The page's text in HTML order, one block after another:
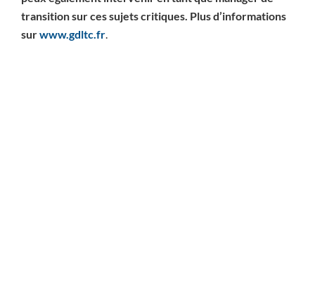
transition sur ces sujets critiques. Plus d’informations
surwww.gdltc.fr.